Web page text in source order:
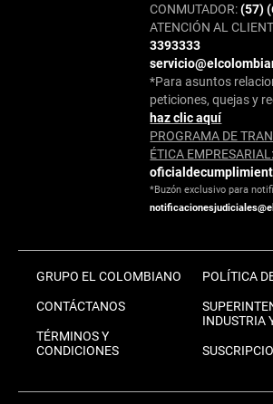
CONMUTADOR:(57)
ATENCIÓN AL
3393333
*Para asuntos
peticiones, quejas y
haz clic aquí
PROGRAMA DE
ÉTICA EMPRESARIAL:
*Buzón exclusivo para
GRUPO EL COLOMBIANO
CONTÁCTANOS
TÉRMINOS Y
CONDICIONES
POLÍTICA
INDUSTRIA